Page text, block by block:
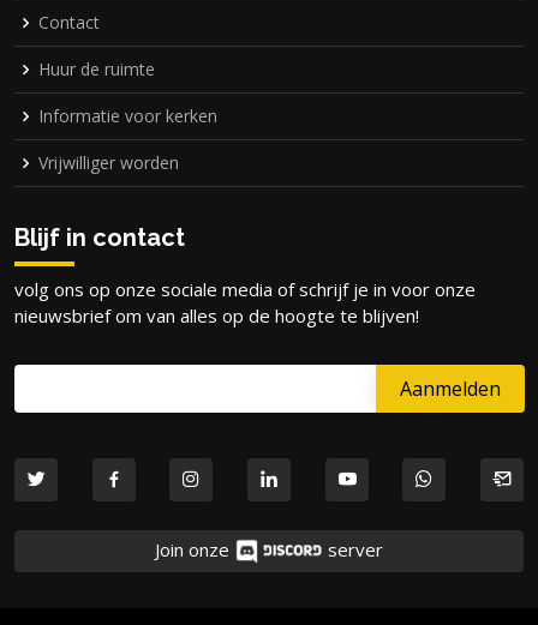
Contact
Huur de ruimte
Informatie voor kerken
Vrijwilliger worden
Blijf in contact
volg ons op onze sociale media of schrijf je in voor onze
nieuwsbrief om van alles op de hoogte te blijven!
Join onze server